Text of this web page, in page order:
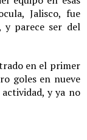
Jalisco, fue
y parece ser del
en el primer
goles en nueve
y ya no